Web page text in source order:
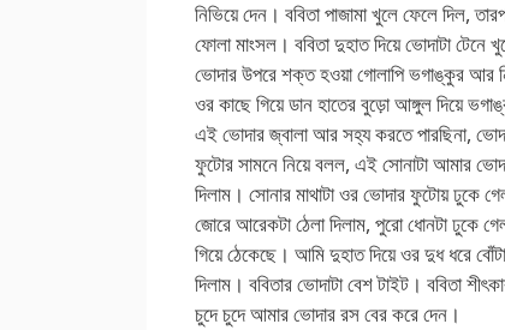
নিভিয়ে দেন। ববিতা পাজামা খুলে ফেলে দিল,
ফোলা মাংসল। ববিতা দুহাত দিয়ে ভোদাটা
ভোদার উপরে শক্ত হওয়া গোলাপি ভগাঙ্কুর আর
ওর কাছে গিয়ে ডান হাতের বুড়ো আঙ্গুল দিয়ে
এই ভোদার জ্বালা আর সহ্য করতে পারছিনা,
ফুটোর সামনে নিয়ে বলল, এই সোনাটা আমার
দিলাম। সোনার মাথাটা ওর ভোদার ফুটোয় ঢুকে
জোরে আরেকটা ঠেলা দিলাম, পুরো ধোনটা ঢুকে
গিয়ে ঠেকেছে। আমি দুহাত দিয়ে ওর দুধ ধরে
দিলাম। ববিতার ভোদাটা বেশ টাইট। ববিতা
চুদে চুদে আমার ভোদার রস বের করে দেন।